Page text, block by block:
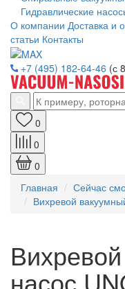
Гидравлические
О компании Доставка и
статьи Контакты
+7 (495) 182-64-46 (с
0
0
0
Главная
Сейчас
Вихревой